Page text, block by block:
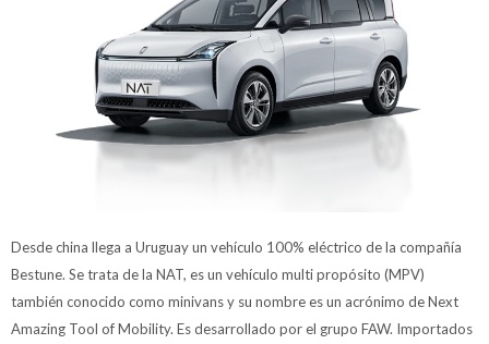
Desde china llega a Uruguay un vehículo 100% eléctrico de la compañía
Bestune. Se trata de la NAT, es un vehículo multi propósito (MPV)
también conocido como minivans y su nombre es un acrónimo de Next
Amazing Tool of Mobility. Es desarrollado por el grupo FAW. Importados